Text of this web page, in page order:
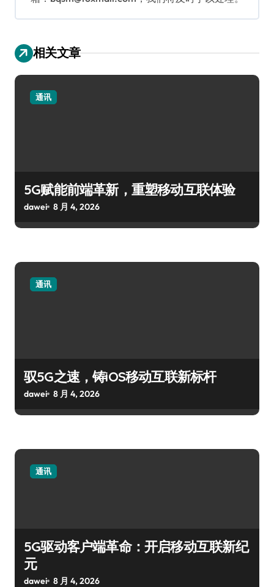
相关文章
通讯
5G赋能前端革新，重塑移动互联体验
dawei 8 月 4, 2026
通讯
驭5G之速，铸iOS移动互联新标杆
dawei 8 月 4, 2026
通讯
5G驱动客户端革命：开启移动互联新纪
元
dawei 8 月 4, 2026